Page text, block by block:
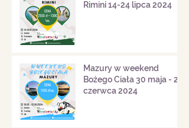
Rimini 14-24 lipca 2024
Mazury w weekend
Bożego Ciała 30 maja - 2
czerwca 2024